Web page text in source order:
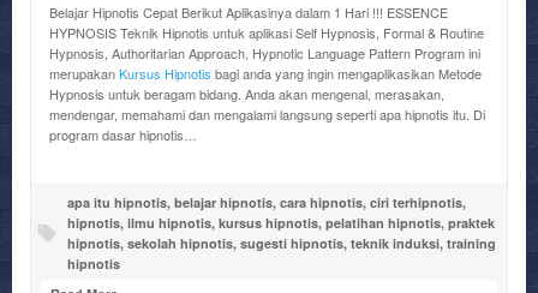
Belajar Hipnotis Cepat Berikut Aplikasinya dalam 1 Hari !!! ESSENCE
HYPNOSIS Teknik Hipnotis untuk aplikasi Self Hypnosis, Formal & Routine
Hypnosis, Authoritarian Approach, Hypnotic Language Pattern Program ini
merupakanKursus Hipnotis bagi anda yang ingin mengaplikasikan Metode
Hypnosis untuk beragam bidang. Anda akan mengenal, merasakan,
mendengar, memahami dan mengalami langsung seperti apa hipnotis itu. Di
program dasar hipnotis…
apa itu hipnotis, belajar hipnotis, cara hipnotis, ciri terhipnotis,
hipnotis, ilmu hipnotis, kursus hipnotis, pelatihan hipnotis, praktek
hipnotis, sekolah hipnotis, sugesti hipnotis, teknik induksi, training
hipnotis